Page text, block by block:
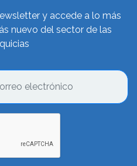
y accede a lo más
nuevo del sector de las